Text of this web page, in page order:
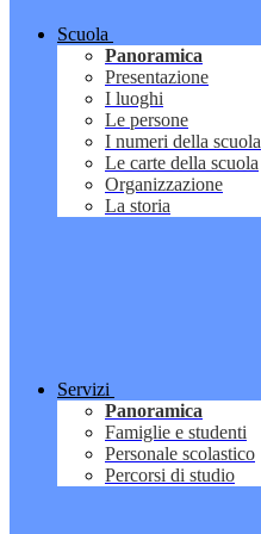
Scuola
Panoramica
Presentazione
I luoghi
Le persone
I numeri della scuola
Le carte della scuola
Organizzazione
La storia
Servizi
Panoramica
Famiglie e studenti
Personale scolastico
Percorsi di studio